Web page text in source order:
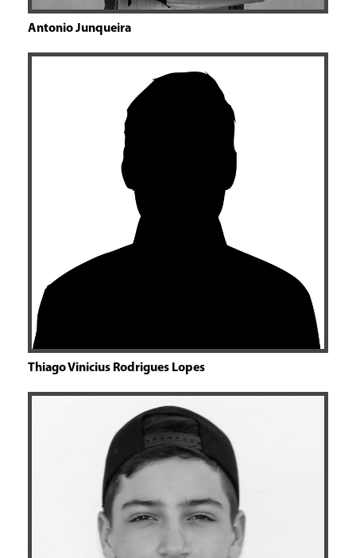
Antonio Junqueira
Thiago Vinicius Rodrigues Lopes